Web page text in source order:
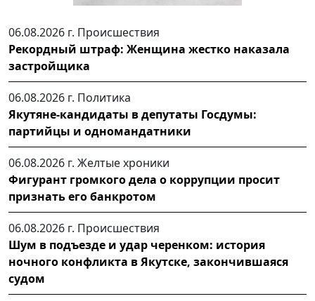
06.08.2026 г. Происшествия
Рекордный штраф: Женщина жестко наказала
застройщика
06.08.2026 г. Политика
Якутяне-кандидаты в депутаты Госдумы:
партийцы и одномандатники
06.08.2026 г. Желтые хроники
Фигурант громкого дела о коррупции просит
признать его банкротом
06.08.2026 г. Происшествия
Шум в подъезде и удар черенком: история
ночного конфликта в Якутске, закончившаяся
судом